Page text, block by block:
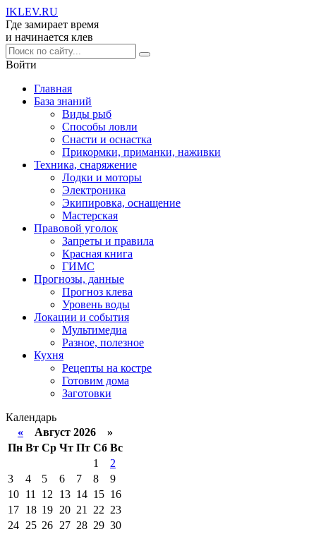
IKLEV.RU
Где замирает время
и начинается клев
Войти
Главная
База знаний
Виды рыб
Способы ловли
Снасти и оснастка
Прикормки, приманки, наживки
Техника, снаряжение
Лодки и моторы
Электроника
Экипировка, оснащение
Мастерская
Правовой уголок
Запреты и правила
Красная книга
ГИМС
Прогнозы, данные
Прогноз клева
Уровень воды
Локации и события
Мультимедиа
Разное, полезное
Кухня
Рецепты на костре
Готовим дома
Заготовки
Календарь
« Август 2026 »
Пн Вт Ср Чт Пт Сб Вс
1
2
3
4 5 6 7 8
9
10 11 12 13 14 15 16
17 18 19 20 21 22 23
24 25 26 27 28 29 30